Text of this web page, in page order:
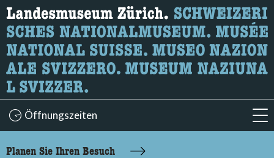
Wonach suchen Sie?
Hier können Sie nach Inhalten der Seite suchen.
Öffnungszeiten
Planen Sie Ihren Besuch